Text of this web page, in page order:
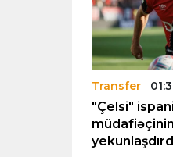
Transfer
"Çelsi"